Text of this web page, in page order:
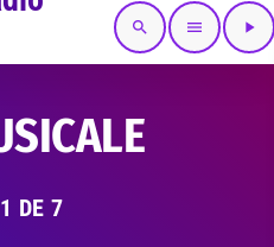
search menu play_arrow
DE 7